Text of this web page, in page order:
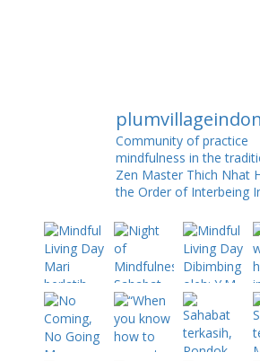
Community of practice
mindfulness in the
Zen Master Thich Nhat
the Order of Interbeing